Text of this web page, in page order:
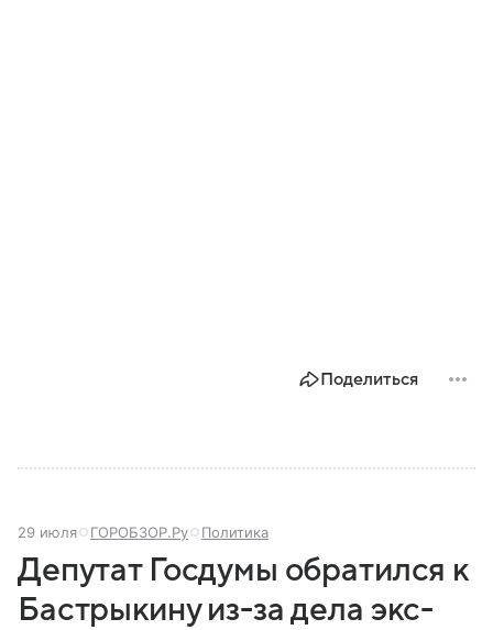
Поделиться
29 июля ГОРОБЗОР.Ру Политика
Депутат Госдумы обратился к
Бастрыкину из-за дела экс-